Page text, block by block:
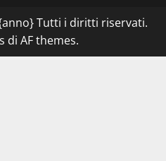
Tutti i diritti riservati.
di AF themes.